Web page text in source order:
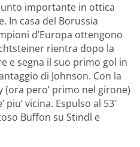
importante in ottica
In casa del Borussia
d’Europa ottengono
rientra dopo la
e segna il suo primo gol in
di Johnson. Con la
pero’ primo nel girone)
piu’ vicina. Espulso al 53′
Buffon su Stindl e